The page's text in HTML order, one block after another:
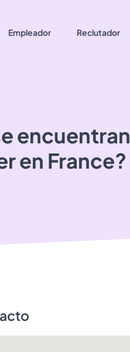
Empleador Reclutador
encuentran
en France?